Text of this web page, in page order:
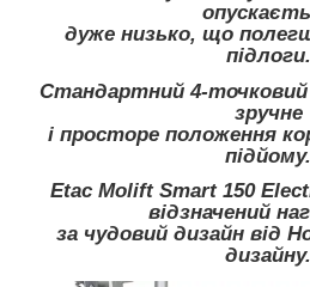
дуже низько, що
підлоги.
Стандартний 4-точковий
зручне
і просторе положення
підйому.
Etac Molift Smart 150
відзначений
за чудовий дизайн від
дизайну.